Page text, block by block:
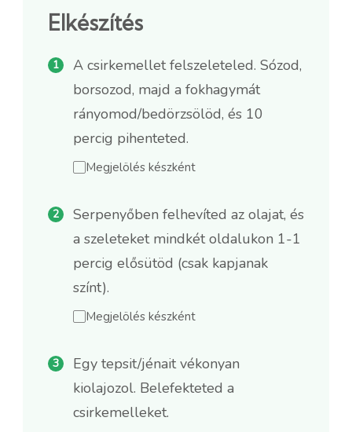
Elkészítés
A csirkemellet felszeleteled. Sózod,
borsozod, majd a fokhagymát
rányomod/bedörzsölöd, és 10
percig pihenteted.
Megjelölés készként
Serpenyőben felhevíted az olajat, és
a szeleteket mindkét oldalukon 1-1
percig elősütöd (csak kapjanak
színt).
Megjelölés készként
Egy tepsit/jénait vékonyan
kiolajozol. Belefekteted a
csirkemelleket.